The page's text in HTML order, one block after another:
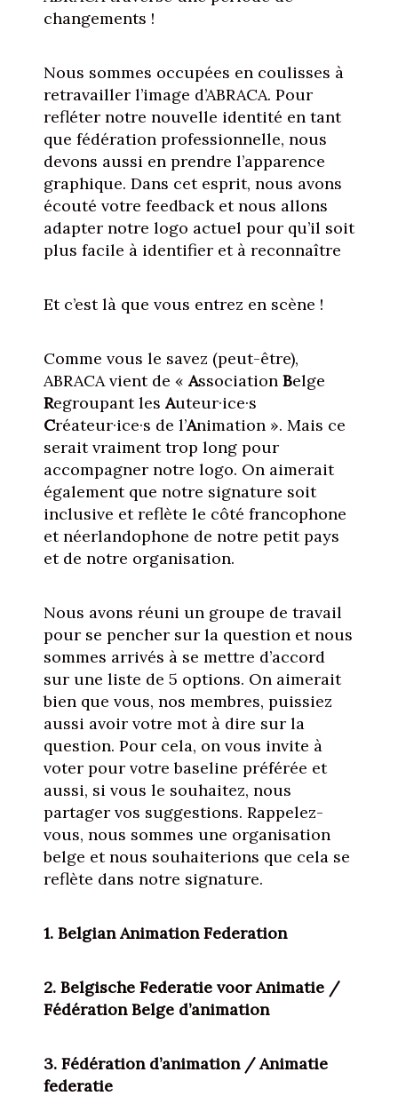
changements !
Nous sommes occupées en coulisses à
retravailler l’image d’ABRACA. Pour
refléter notre nouvelle identité en tant
que fédération professionnelle, nous
devons aussi en prendre l’apparence
graphique. Dans cet esprit, nous avons
écouté votre feedback et nous allons
adapter notre logo actuel pour qu’il soit
plus facile à identifier et à reconnaître
Et c’est là que vous entrez en scène !
Comme vous le savez (peut-être),
ABRACA vient de «Association Belge
Regroupant lesAuteur·ice·s
Créateur·ice·s de l’Animation ». Mais ce
serait vraiment trop long pour
accompagner notre logo. On aimerait
également que notre signature soit
inclusive et reflète le côté francophone
et néerlandophone de notre petit pays
et de notre organisation.
Nous avons réuni un groupe de travail
pour se pencher sur la question et nous
sommes arrivés à se mettre d’accord
sur une liste de 5 options. On aimerait
bien que vous, nos membres, puissiez
aussi avoir votre mot à dire sur la
question. Pour cela, on vous invite à
voter pour votre baseline préférée et
aussi, si vous le souhaitez, nous
partager vos suggestions. Rappelez-
vous, nous sommes une organisation
belge et nous souhaiterions que cela se
reflète dans notre signature.
1. Belgian Animation Federation
2. Belgische Federatie voor Animatie /
Fédération Belge d’animation
3. Fédération d’animation / Animatie
federatie